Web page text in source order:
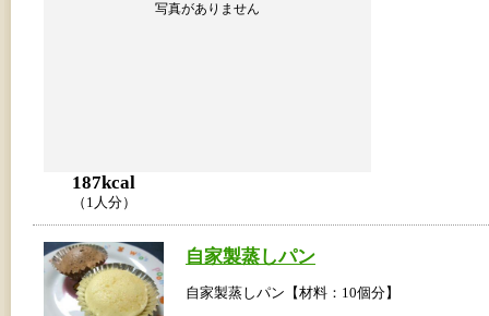
写真がありません
187kcal
（1人分）
自家製蒸しパン
自家製蒸しパン【材料：10個分】